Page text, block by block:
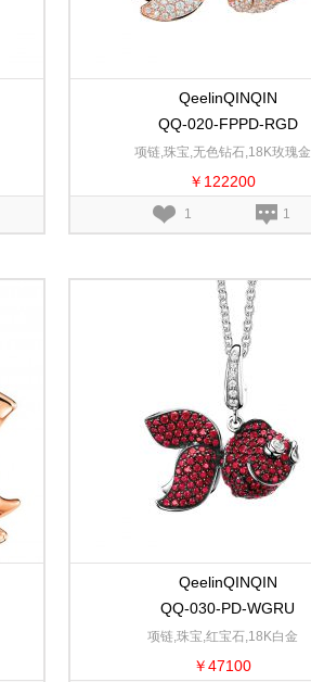
QeelinQINQIN
QQ-020-FPPD-RGD
项链,珠宝,无色钻石,18K玫瑰金
￥122200
1 1
QeelinQINQIN
QQ-030-PD-WGRU
项链,珠宝,红宝石,18K白金
￥47100